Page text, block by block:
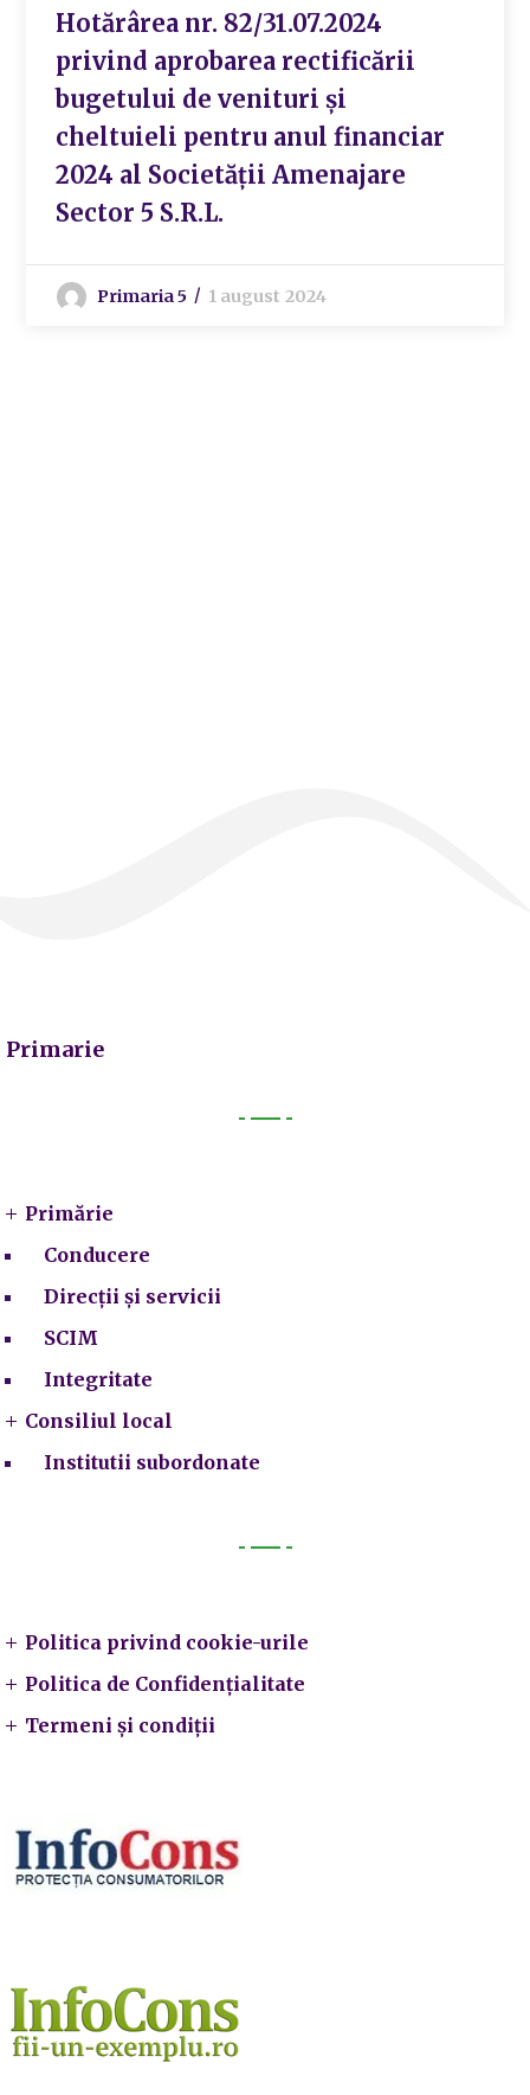
Hotărârea nr. 82/31.07.2024
privind aprobarea rectificării
bugetului de venituri și
cheltuieli pentru anul financiar
2024 al Societății Amenajare
Sector 5 S.R.L.
Primaria 5 1 august 2024
Primarie
Primărie
Conducere
Direcții și servicii
SCIM
Integritate
Consiliul local
Institutii subordonate
Politica privind cookie-urile
Politica de Confidențialitate
Termeni și condiții